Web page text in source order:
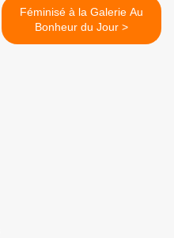
Féminisé à la Galerie Au
Bonheur du Jour >